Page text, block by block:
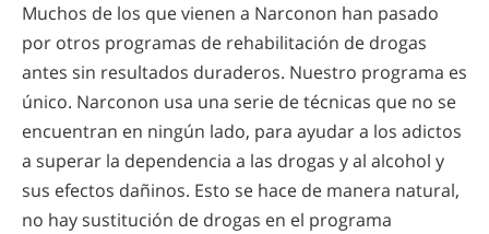
Muchos de los que vienen a Narconon han pasado
por otros programas de rehabilitación de drogas
antes sin resultados duraderos. Nuestro programa es
único. Narconon usa una serie de técnicas que no se
encuentran en ningún lado, para ayudar a los adictos
a superar la dependencia a las drogas y al alcohol y
sus efectos dañinos. Esto se hace de manera natural,
no hay sustitución de drogas en el programa